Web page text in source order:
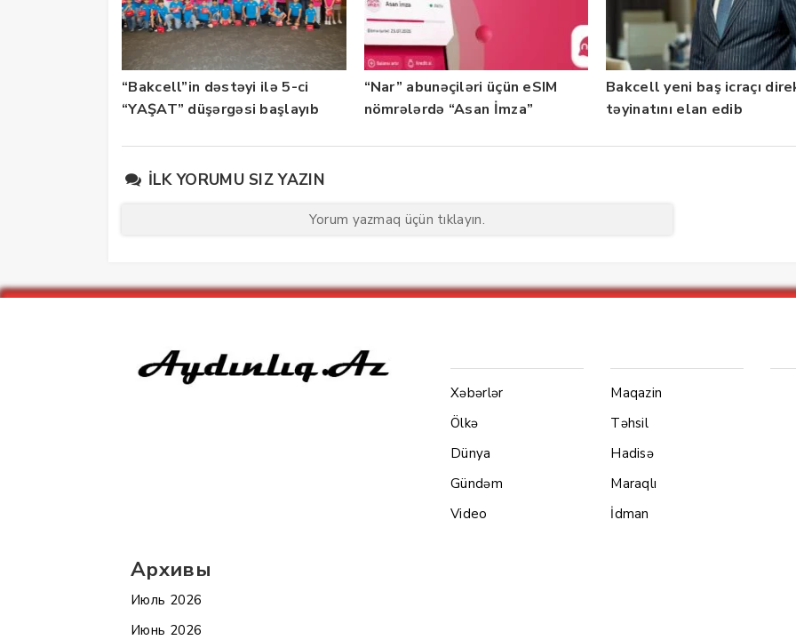
“Bakcell”in dəstəyi ilə 5-ci
“YAŞAT” düşərgəsi başlayıb
“Nar” abunəçiləri üçün eSIM
nömrələrdə “Asan İmza”
Bakcell yeni baş icraçı
təyinatını elan edib
İLK YORUMU SIZ YAZIN
Yorum yazmaq üçün tıklayın.
Архивы
Июль 2026
Июнь 2026
Xəbərlər
Ölkə
Dünya
Gündəm
Video
Maqazin
Təhsil
Hadisə
Maraqlı
İdman